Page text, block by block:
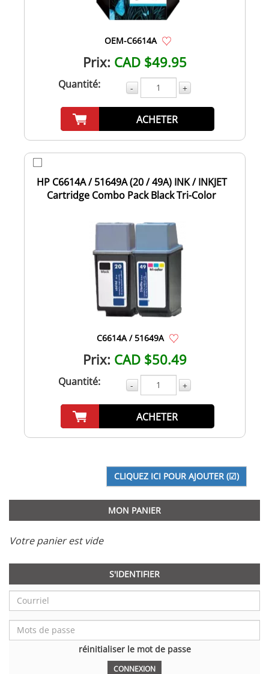
OEM-C6614A
Prix: CAD $49.95
Quantité: - +
ACHETER
HP C6614A / 51649A (20 / 49A) INK / INKJET
Cartridge Combo Pack Black Tri-Color
C6614A / 51649A
Prix: CAD $50.49
Quantité: - +
ACHETER
MON PANIER
Votre panier est vide
S'IDENTIFIER
réinitialiser le mot de passe